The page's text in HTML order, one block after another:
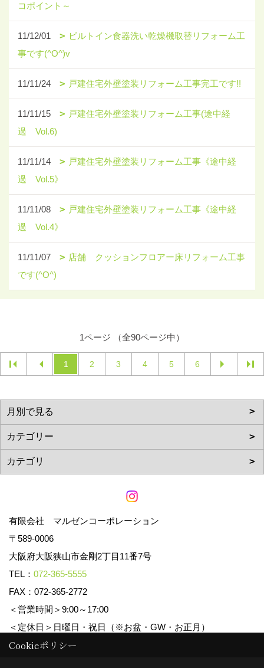
コポイント～
11/12/01
ビルトイン食器洗い乾燥機取替リフォーム工
事です(^O^)v
11/11/24 戸建住宅外壁塗装リフォーム工事完工です!!
11/11/15
戸建住宅外壁塗装リフォーム工事(途中経
過 Vol.6)
11/11/14
戸建住宅外壁塗装リフォーム工事《途中経
過 Vol.5》
11/11/08
戸建住宅外壁塗装リフォーム工事《途中経
過 Vol.4》
11/11/07
店舗 クッションフロアー床リフォーム工事
です(^O^)
1ページ （全90ページ中）
1 2 3 4 5 6
有限会社 マルゼンコーポレーション
〒589-0006
大阪府大阪狭山市金剛2丁目11番7号
TEL： 072-365-5555
FAX：072-365-2772
＜営業時間＞9:00～17:00
＜定休日＞日曜日・祝日（※お盆・GW・お正月）
Cookieポリシー